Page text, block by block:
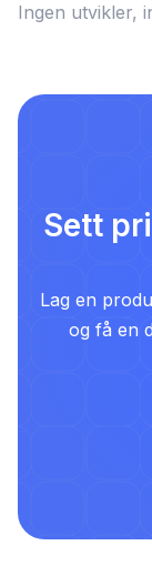
Ingen utvikler,
Sett
Lag en
og få en